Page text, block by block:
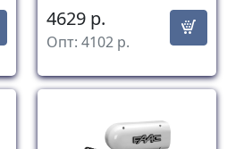
4629 р.
Опт: 4102 р.